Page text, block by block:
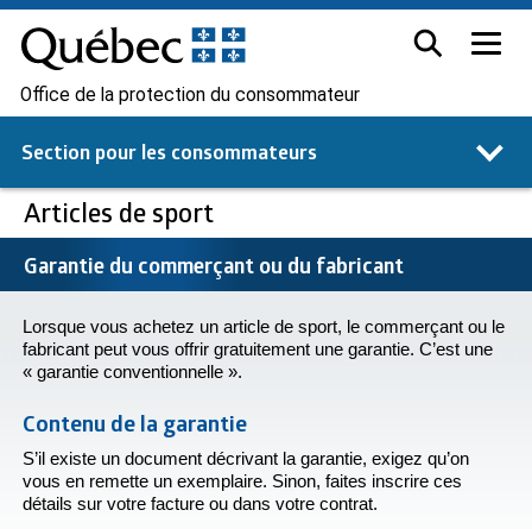
Office de la protection du consommateur
Section pour les consommateurs
Articles de sport
Garantie du commerçant ou du fabricant
Lorsque vous achetez un article de sport, le commerçant ou le
fabricant peut vous offrir gratuitement une garantie. C’est une
« garantie conventionnelle ».
Contenu de la garantie
S’il existe un document décrivant la garantie, exigez qu’on
vous en remette un exemplaire. Sinon, faites inscrire ces
détails sur votre facture ou dans votre contrat.